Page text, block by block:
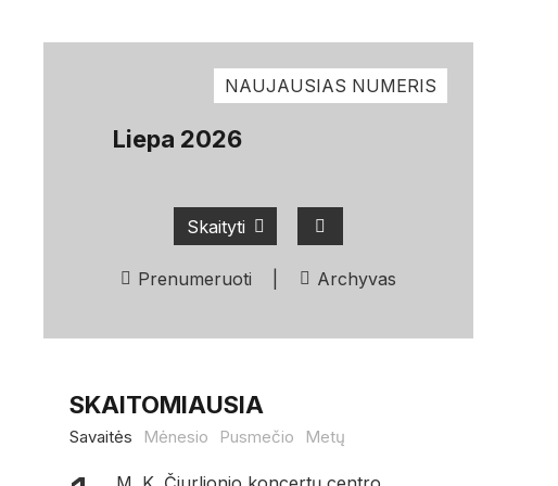
NAUJAUSIAS NUMERIS
Liepa 2026
Skaityti
Prenumeruoti Archyvas
SKAITOMIAUSIA
Savaitės Mėnesio Pusmečio Metų